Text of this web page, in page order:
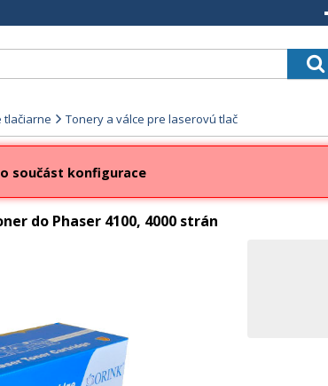
tlačiarne Tonery a válce pre laserovú tlač
součást konfigurace
do Phaser 4100, 4000 strán